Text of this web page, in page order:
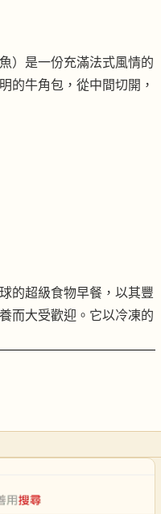
）是一份充滿法式風情的
的牛角包，從中間切開，
的超級食物早餐，以其豐
而大受歡迎。它以冷凍的